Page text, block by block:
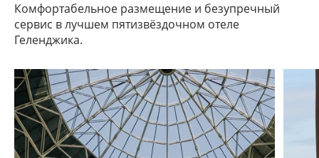
Комфортабельное размещение и безупречный
сервис в лучшем пятизвёздочном отеле
Геленджика.